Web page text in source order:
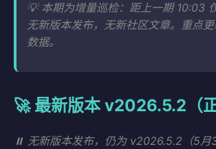
💡 本期为增量巡检：距上一期 10:03
无新版本发布，无新社区文章。重点
数据。
🚀 最新版本 v2026.5.2（正
⏸️ 无新版本发布，仍为 v2026.5.2（5月